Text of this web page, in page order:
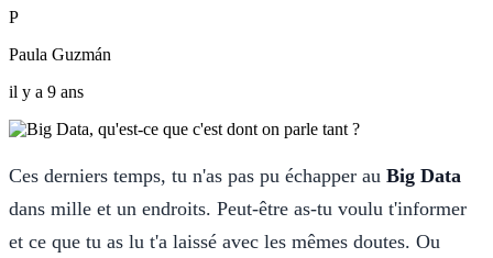
P
Paula Guzmán
il y a 9 ans
Ces derniers temps, tu n'as pas pu échapper au Big Data
dans mille et un endroits. Peut-être as-tu voulu t'informer
et ce que tu as lu t'a laissé avec les mêmes doutes. Ou